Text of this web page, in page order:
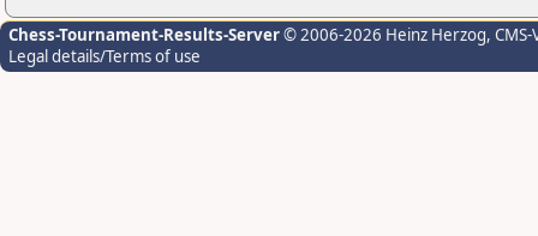
Chess-Tournament-Results-Server© 2006-2026 Heinz Herzog,
Legal details/Terms of use